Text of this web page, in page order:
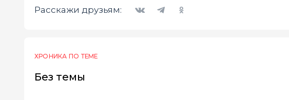
Расскажи друзьям:
ХРОНИКА ПО ТЕМЕ
Без темы